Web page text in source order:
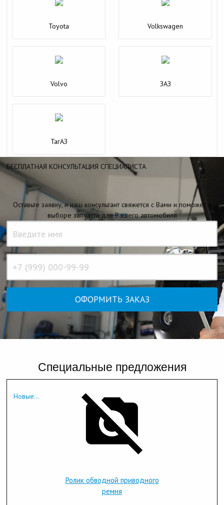
Toyota Volkswagen
Volvo ЗАЗ
ТагАЗ
БЕСПЛАТНАЯ КОНСУЛЬТАЦИЯ СПЕЦИАЛИСТА
Оставьте заявку, и наш консультант свяжется с Вами и поможет в
выборе запчасти для Вашего автомобиля
Специальные предложения
Новые...
Ролик обводной приводного
ремня